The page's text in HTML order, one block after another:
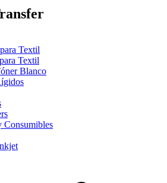
Textil
Textil
Blanco
Consumibles